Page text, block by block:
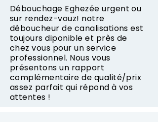
Débouchage Eghezée urgent ou
sur rendez-vouz! notre
déboucheur de canalisations est
toujours diponible et près de
chez vous pour un service
professionnel. Nous vous
présentons un rapport
complémentaire de qualité/prix
assez parfait qui répond à vos
attentes !